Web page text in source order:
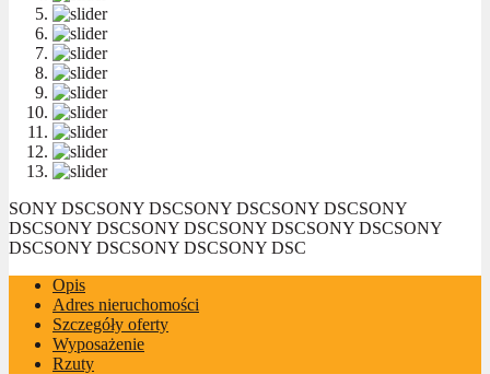
SONY DSCSONY DSCSONY DSCSONY DSCSONY
DSCSONY DSCSONY DSCSONY DSCSONY DSCSONY
DSCSONY DSCSONY DSCSONY DSC
Opis
Adres nieruchomości
Szczegóły oferty
Wyposażenie
Rzuty